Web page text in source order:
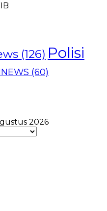
(126) Polisi
(60)
2026